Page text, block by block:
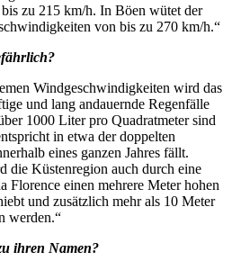
zu 215 km/h. In Böen wütet der
von bis zu 270 km/h.“
Windgeschwindigkeiten wird das
und lang andauernde Regenfälle
1000 Liter pro Quadratmeter sind
in etwa der doppelten
eines ganzen Jahres fällt.
die Küstenregion auch durch eine
Florence einen mehrere Meter hohen
und zusätzlich mehr als 10 Meter
werden.“
ihren Namen?